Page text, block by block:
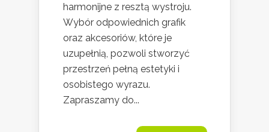
harmonijne z resztą wystroju.
Wybór odpowiednich grafik
oraz akcesoriów, które je
uzupełnią, pozwoli stworzyć
przestrzeń pełną estetyki i
osobistego wyrazu.
Zapraszamy do...